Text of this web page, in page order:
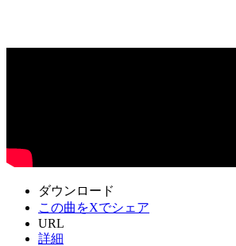
ダウンロード
この曲をXでシェア
URL
詳細